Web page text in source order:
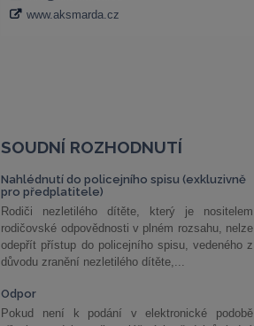
SOUDNÍ ROZHODNUTÍ
Nahlédnutí do policejního spisu (exkluzivně
pro předplatitele)
Rodiči nezletilého dítěte, který je nositelem
rodičovské odpovědnosti v plném rozsahu, nelze
odepřít přístup do policejního spisu, vedeného z
důvodu zranění nezletilého dítěte,...
Odpor
Pokud není k podání v elektronické podobě